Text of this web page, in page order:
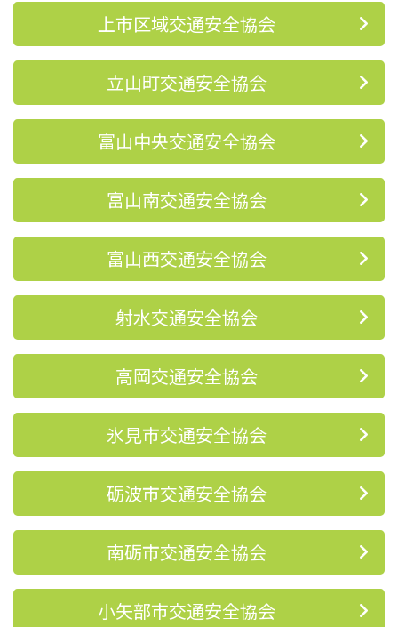
上市区域交通安全協会
立山町交通安全協会
富山中央交通安全協会
富山南交通安全協会
富山西交通安全協会
射水交通安全協会
高岡交通安全協会
氷見市交通安全協会
砺波市交通安全協会
南砺市交通安全協会
小矢部市交通安全協会